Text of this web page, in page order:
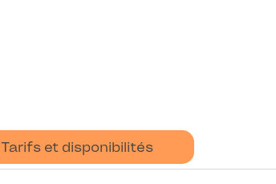
Tarifs et disponibilités